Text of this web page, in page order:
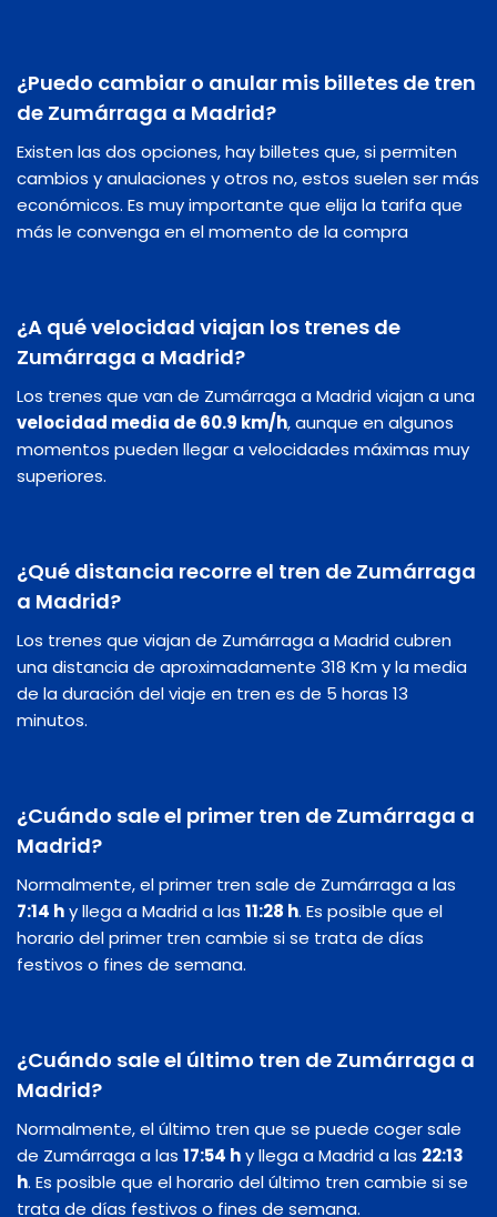
¿Puedo cambiar o anular mis billetes de tren
de Zumárraga a Madrid?
Existen las dos opciones, hay billetes que, si permiten
cambios y anulaciones y otros no, estos suelen ser más
económicos. Es muy importante que elija la tarifa que
más le convenga en el momento de la compra
¿A qué velocidad viajan los trenes de
Zumárraga a Madrid?
Los trenes que van de Zumárraga a Madrid viajan a una
velocidad media de 60.9 km/h, aunque en algunos
momentos pueden llegar a velocidades máximas muy
superiores.
¿Qué distancia recorre el tren de Zumárraga
a Madrid?
Los trenes que viajan de Zumárraga a Madrid cubren
una distancia de aproximadamente 318 Km y la media
de la duración del viaje en tren es de 5 horas 13
minutos.
¿Cuándo sale el primer tren de Zumárraga a
Madrid?
Normalmente, el primer tren sale de Zumárraga a las
7:14 hy llega a Madrid a las 11:28 h. Es posible que el
horario del primer tren cambie si se trata de días
festivos o fines de semana.
¿Cuándo sale el último tren de Zumárraga a
Madrid?
Normalmente, el último tren que se puede coger sale
de Zumárraga a las 17:54 hy llega a Madrid a las 22:13
h. Es posible que el horario del último tren cambie si se
trata de días festivos o fines de semana.